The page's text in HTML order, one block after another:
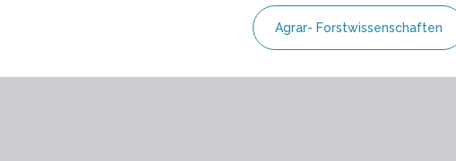
Agrar- Forstwissenschaften